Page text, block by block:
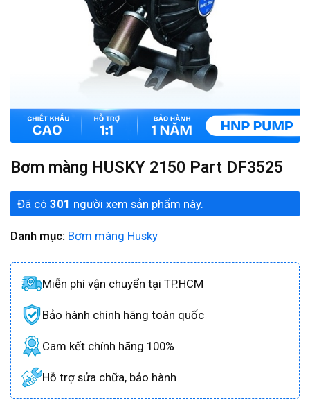
Bơm màng HUSKY 2150 Part DF3525
Đã có 301 người xem sản phẩm này.
Danh mục: Bơm màng Husky
Miễn phí vận chuyển tại TP.HCM
Bảo hành chính hãng toàn quốc
Cam kết chính hãng 100%
Hỗ trợ sửa chữa, bảo hành